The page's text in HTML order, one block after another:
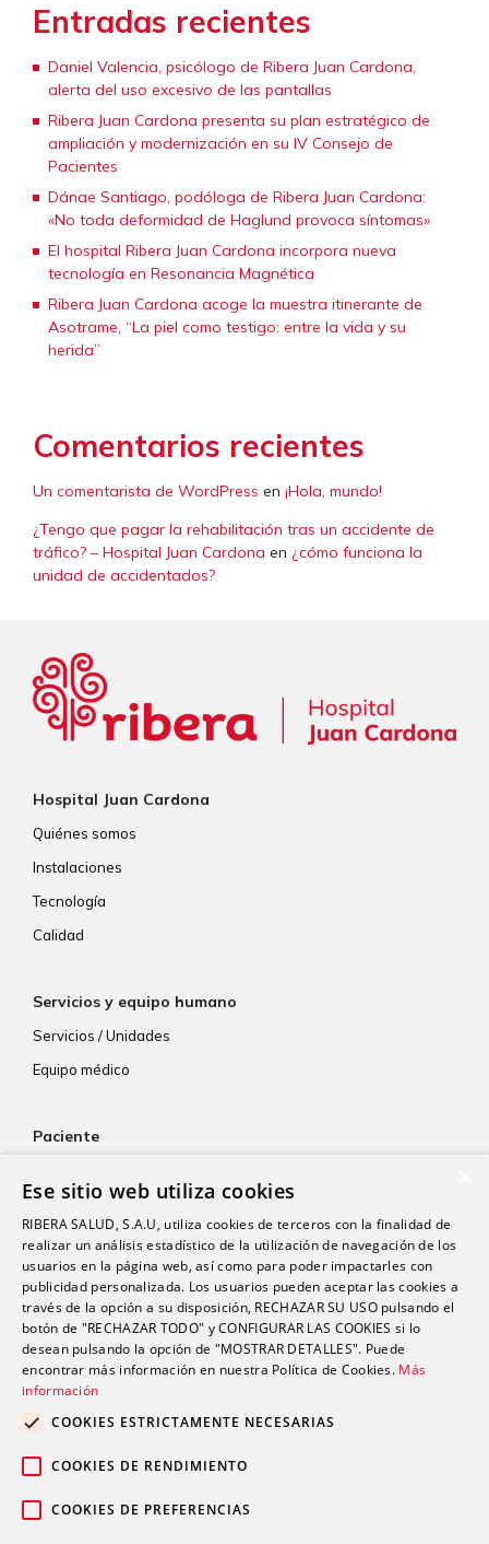
Entradas recientes
Daniel Valencia, psicólogo de Ribera Juan Cardona,
alerta del uso excesivo de las pantallas
Ribera Juan Cardona presenta su plan estratégico de
ampliación y modernización en su IV Consejo de
Pacientes
Dánae Santiago, podóloga de Ribera Juan Cardona:
«No toda deformidad de Haglund provoca síntomas»
El hospital Ribera Juan Cardona incorpora nueva
tecnología en Resonancia Magnética
Ribera Juan Cardona acoge la muestra itinerante de
Asotrame, “La piel como testigo: entre la vida y su
herida”
Comentarios recientes
Un comentarista de WordPress en ¡Hola, mundo!
¿Tengo que pagar la rehabilitación tras un accidente de
tráfico? – Hospital Juan Cardona en ¿cómo funciona la
unidad de accidentados?
Hospital Juan Cardona
Quiénes somos
Instalaciones
Tecnología
Calidad
Servicios y equipo humano
Servicios / Unidades
Equipo médico
Paciente
Aseguradoras
Resultados de laboratorio
Consentimiento informado
Paciente internacional
Actualidad
Contacto
Ese sitio web utiliza cookies
RIBERA SALUD, S.A.U, utiliza cookies de terceros con la finalidad de
realizar un análisis estadístico de la utilización de navegación de los
usuarios en la página web, así como para poder impactarles con
publicidad personalizada. Los usuarios pueden aceptar las cookies a
través de la opción a su disposición, RECHAZAR SU USO pulsando el
botón de "RECHAZAR TODO" y CONFIGURAR LAS COOKIES si lo
desean pulsando la opción de "MOSTRAR DETALLES". Puede
encontrar más información en nuestra Política de Cookies. Más
información
COOKIES ESTRICTAMENTE NECESARIAS
COOKIES DE RENDIMIENTO
COOKIES DE PREFERENCIAS